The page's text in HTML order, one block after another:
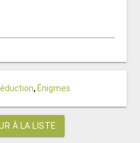
,Énigmes
À LA LISTE